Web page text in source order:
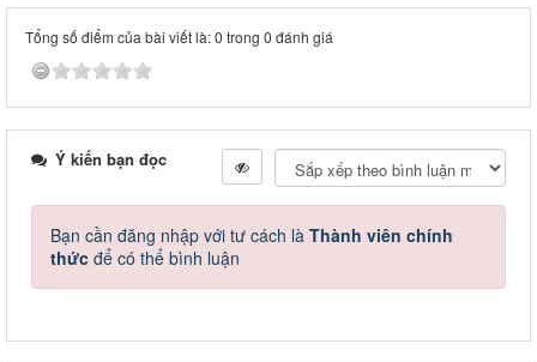
Tổng số điểm của bài viết là: 0 trong 0 đánh giá
Ý kiến bạn đọc
Bạn cần đăng nhập với tư cách là Thành viên chính
thức để có thể bình luận